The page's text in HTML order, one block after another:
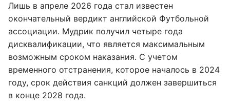
Лишь в апреле 2026 года стал известен
окончательный вердикт английской Футбольной
ассоциации. Мудрик получил четыре года
дисквалификации, что является максимальным
возможным сроком наказания. С учетом
временного отстранения, которое началось в 2024
году, срок действия санкций должен завершиться
в конце 2028 года.